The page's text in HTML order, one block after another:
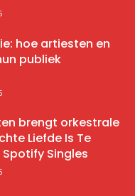
hoe artiesten en
publiek
brengt orkestrale
Liefde Is Te
Spotify Singles